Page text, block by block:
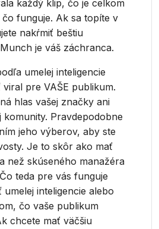
každý klip, čo je celkom
funguje. Ak sa topíte v
nakŕmiť beštiu
je váš záchranca.
umelej inteligencie
pre VAŠE publikum.
hlas vašej značky ani
komunity. Pravdepodobne
jeho výberov, aby ste
Je to skôr ako mať
než skúseného manažéra
teda pre vás funguje
inteligencie alebo
čo vaše publikum
chcete mať väčšiu